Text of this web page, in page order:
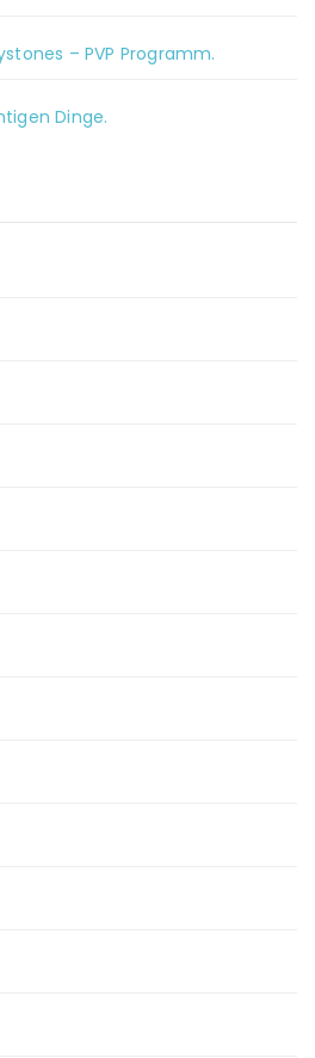
– PVP Programm.
Dinge.